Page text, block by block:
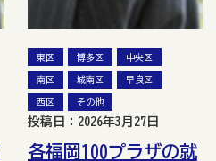
東区 博多区 中央区
南区 城南区 早良区
西区 その他
投稿日：2026年3月27日
各福岡100プラザの就